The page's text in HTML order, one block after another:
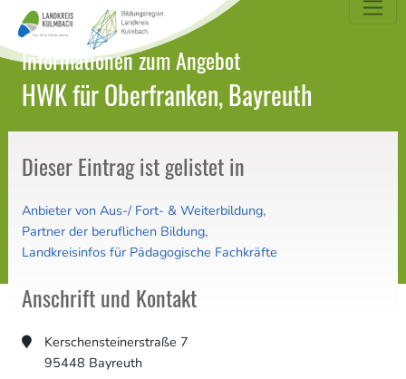
Landkreis Kulmbach
Informationen zum Angebot
HWK für Oberfranken, Bayreuth
Dieser Eintrag ist gelistet in
Anbieter von Aus-/ Fort- & Weiterbildung
Partner der beruflichen Bildung
Landkreisinfos für Pädagogische Fachkräfte
Anschrift und Kontakt
Kerschensteinerstraße 7
95448 Bayreuth